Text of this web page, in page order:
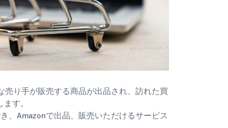
売り手が販売する商品が出品され、訪れた買
す。
、Amazonで出品、販売いただけるサービス